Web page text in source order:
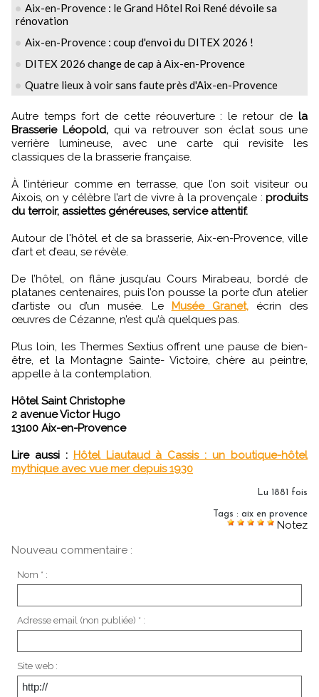
Aix-en-Provence : le Grand Hôtel Roi René dévoile sa
rénovation
Aix-en-Provence : coup d'envoi du DITEX 2026 !
DITEX 2026 change de cap à Aix-en-Provence
Quatre lieux à voir sans faute près d'Aix-en-Provence
Autre temps fort de cette réouverture : le retour de la
Brasserie Léopold,qui va retrouver son éclat sous une
verrière lumineuse, avec une carte qui revisite les
classiques de la brasserie française.
À l’intérieur comme en terrasse, que l’on soit visiteur ou
Aixois, on y célèbre l’art de vivre à la provençale : produits
du terroir, assiettes généreuses, service attentif.
Autour de l'hôtel et de sa brasserie, Aix-en-Provence, ville
d’art et d’eau, se révèle.
De l’hôtel, on flâne jusqu’au Cours Mirabeau, bordé de
platanes centenaires, puis l’on pousse la porte d’un atelier
d’artiste ou d’un musée. Le Musée Granet,écrin des
œuvres de Cézanne, n’est qu’à quelques pas.
Plus loin, les Thermes Sextius offrent une pause de bien-
être, et la Montagne Sainte- Victoire, chère au peintre,
appelle à la contemplation.
Hôtel Saint Christophe
2 avenue Victor Hugo
13100 Aix-en-Provence
Lire aussi : Hôtel Liautaud à Cassis : un boutique-hôtel
mythique avec vue mer depuis 1930
Lu 1881 fois
Tags : aix en provence
Notez
Nouveau commentaire :
Nom * :
Adresse email (non publiée) * :
Site web :